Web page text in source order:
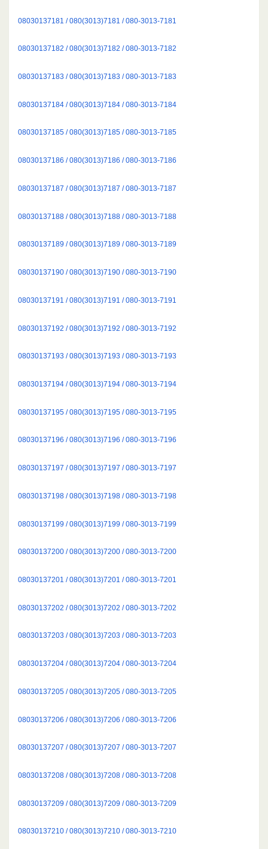
08030137181 / 080(3013)7181 / 080-3013-7181
08030137182 / 080(3013)7182 / 080-3013-7182
08030137183 / 080(3013)7183 / 080-3013-7183
08030137184 / 080(3013)7184 / 080-3013-7184
08030137185 / 080(3013)7185 / 080-3013-7185
08030137186 / 080(3013)7186 / 080-3013-7186
08030137187 / 080(3013)7187 / 080-3013-7187
08030137188 / 080(3013)7188 / 080-3013-7188
08030137189 / 080(3013)7189 / 080-3013-7189
08030137190 / 080(3013)7190 / 080-3013-7190
08030137191 / 080(3013)7191 / 080-3013-7191
08030137192 / 080(3013)7192 / 080-3013-7192
08030137193 / 080(3013)7193 / 080-3013-7193
08030137194 / 080(3013)7194 / 080-3013-7194
08030137195 / 080(3013)7195 / 080-3013-7195
08030137196 / 080(3013)7196 / 080-3013-7196
08030137197 / 080(3013)7197 / 080-3013-7197
08030137198 / 080(3013)7198 / 080-3013-7198
08030137199 / 080(3013)7199 / 080-3013-7199
08030137200 / 080(3013)7200 / 080-3013-7200
08030137201 / 080(3013)7201 / 080-3013-7201
08030137202 / 080(3013)7202 / 080-3013-7202
08030137203 / 080(3013)7203 / 080-3013-7203
08030137204 / 080(3013)7204 / 080-3013-7204
08030137205 / 080(3013)7205 / 080-3013-7205
08030137206 / 080(3013)7206 / 080-3013-7206
08030137207 / 080(3013)7207 / 080-3013-7207
08030137208 / 080(3013)7208 / 080-3013-7208
08030137209 / 080(3013)7209 / 080-3013-7209
08030137210 / 080(3013)7210 / 080-3013-7210